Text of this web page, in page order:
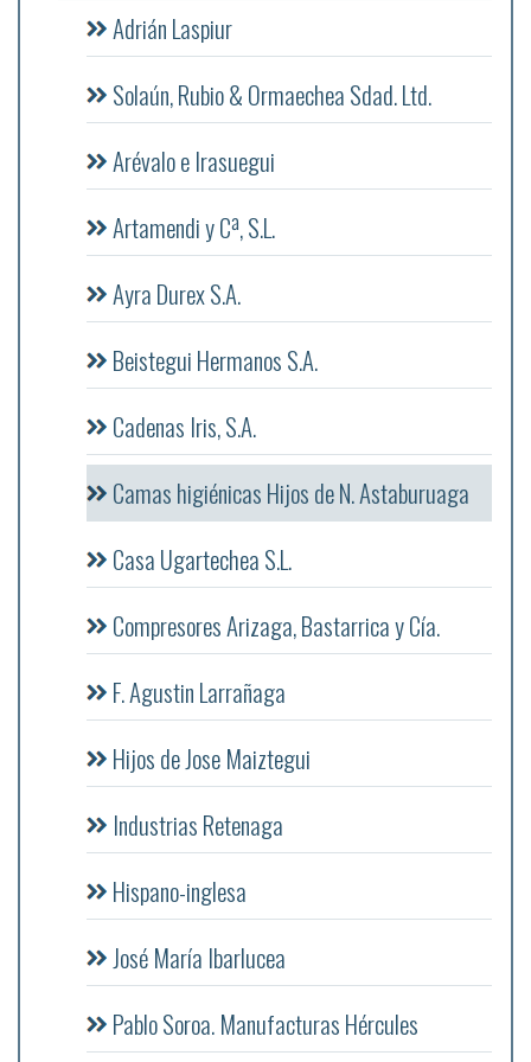
Adrián Laspiur
Solaún, Rubio & Ormaechea Sdad. Ltd.
Arévalo e Irasuegui
Artamendi y Cª, S.L.
Ayra Durex S.A.
Beistegui Hermanos S.A.
Cadenas Iris, S.A.
Camas higiénicas Hijos de N. Astaburuaga
Casa Ugartechea S.L.
Compresores Arizaga, Bastarrica y Cía.
F. Agustin Larrañaga
Hijos de Jose Maiztegui
Industrias Retenaga
Hispano-inglesa
José María Ibarlucea
Pablo Soroa. Manufacturas Hércules